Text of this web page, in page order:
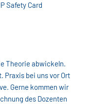
Safety Card
Theorie abwickeln.
Praxis bei uns vor Ort
Gerne kommen wir
des Dozenten